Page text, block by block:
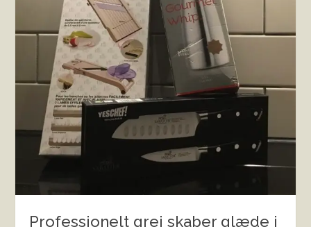
Professionelt grej skaber glæde i